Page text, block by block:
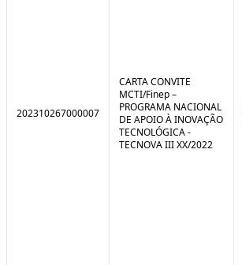
202310267000007
CARTA CONVITE
MCTI/Finep –
PROGRAMA NACIONAL
DE APOIO À INOVAÇÃO
TECNOLÓGICA -
TECNOVA III XX/2022